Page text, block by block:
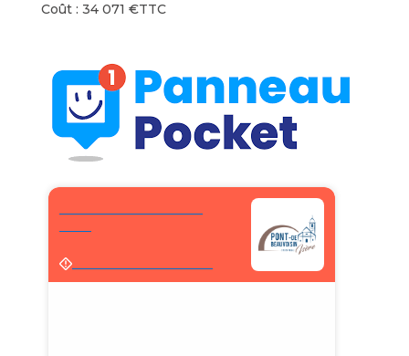
Coût : 34 071 €TTC